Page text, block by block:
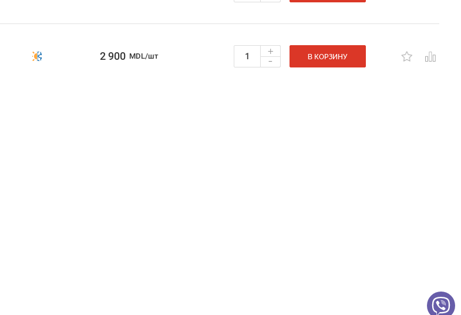
2 900 MDL/шт +
- В КОРЗИНУ